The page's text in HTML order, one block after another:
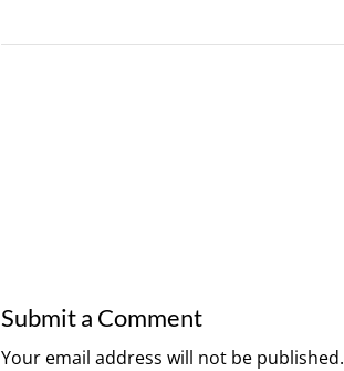
Submit a Comment
Your email address will not be published.